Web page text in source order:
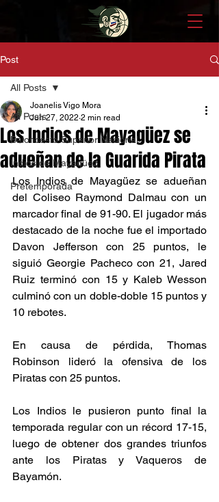
Post
All Posts
Baloncesto Superior Nacional
Indios de Mayagüez
Pretemporada
All Posts
Los Indios de Mayagüez se
adueñan de la Guarida Pirata
Joanelis Vigo Mora
Jun 27, 2022 2 min read
Los Indios de Mayagüez se adueñan
del Coliseo Raymond Dalmau con un
marcador final de 91-90. El jugador más
destacado de la noche fue el importado
Davon Jefferson con 25 puntos, le
siguió Georgie Pacheco con 21, Jared
Ruiz terminó con 15 y Kaleb Wesson
culminó con un doble-doble 15 puntos y
10 rebotes.
En causa de pérdida, Thomas
Robinson lideró la ofensiva de los
Piratas con 25 puntos.
Los Indios le pusieron punto final la
temporada regular con un récord 17-15,
luego de obtener dos grandes triunfos
ante los Piratas y Vaqueros de
Bayamón.